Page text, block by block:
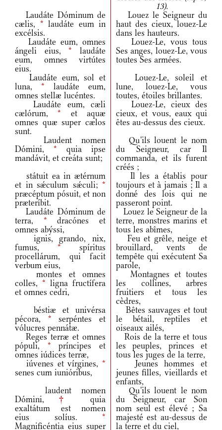
13).
Laudáte Dóminum de
cælis, * laudáte eum in
excélsis.
Louez le Seigneur du
haut des cieux, louez-Le
dans les hauteurs.
Laudáte eum, omnes
ángeli eius,* laudáte
eum, omnes virtútes
eius.
Louez-Le, vous tous
Ses anges, louez-Le, vous
toutes Ses armées.
Laudáte eum, sol et
luna, * laudáte eum,
omnes stellæ lucéntes.
Louez-Le, soleil et
lune, louez-Le, vous
toutes, étoiles brillantes.
Laudáte eum, cæli
cælórum,* et aquæ
omnes quæ super cælos
sunt.
Louez-Le, cieux des
cieux, et vous, eaux qui
êtes au-dessus des cieux.
Laudent nomen
Dómini, * quia ipse
mandávit, et creáta sunt;
Qu'ils louent le nom
du Seigneur, car Il
commanda, et ils furent
créés ;
státuit ea in ætérnum
et in sǽculum sǽculi; *
præcéptum pósuit, et non
præteríbit.
Il les a établis pour
toujours et à jamais ; Il a
donné des lois qui ne
passeront point.
Laudáte Dóminum de
terra, * dracónes et
omnes abýssi,
Louez le Seigneur de la
terre, monstres marins et
tous les abîmes,
ignis, grando, nix,
fumus, * spíritus
procellárum, qui facit
verbum eius,
Feu et grêle, neige et
brouillard, vents de
tempête qui exécutent Sa
parole,
montes et omnes
colles, * ligna fructífera
et omnes cedri,
Montagnes et toutes
les collines, arbres
fruitiers et tous les
cèdres,
béstiæ et univérsa
pécora, * serpéntes et
vólucres pennátæ.
Bêtes sauvages et tout
le bétail, reptiles et
oiseaux ailés,
Reges terræ et omnes
pópuli, * príncipes et
omnes iúdices terræ,
Rois de la terre et tous
les peuples, princes et
tous les juges de la terre,
iúvenes et vírgines, *
senes cum iunióribus,
Jeunes hommes et
jeunes filles, vieillards et
enfants,
laudent nomen
Dómini, †
quia
exaltátum est nomen
eius solíus. *
Magnificéntia eius super
Qu'ils louent le nom
du Seigneur, car Son
nom seul est élevé ; Sa
majesté est au-dessus de
la terre et du ciel,